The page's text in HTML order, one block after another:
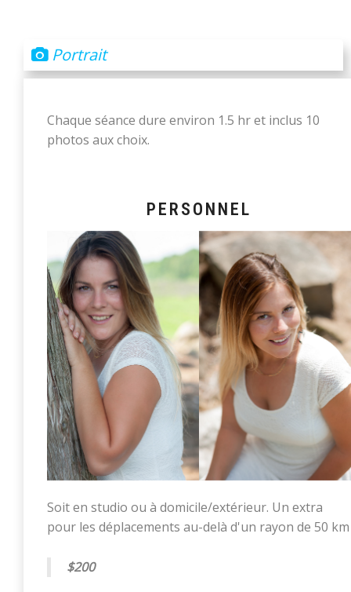
Portrait
Chaque séance dure environ 1.5 hr et inclus 10
photos aux choix.
PERSONNEL
Soit en studio ou à domicile/extérieur. Un extra
pour les déplacements au-delà d'un rayon de 50 km
$200